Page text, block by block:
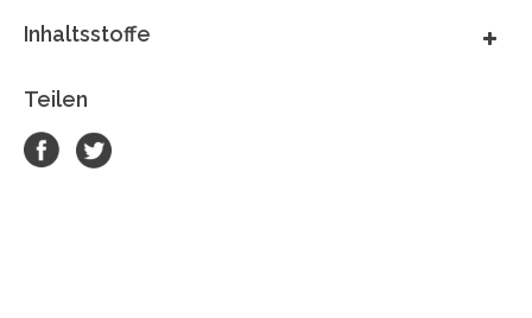
Inhaltsstoffe
Teilen